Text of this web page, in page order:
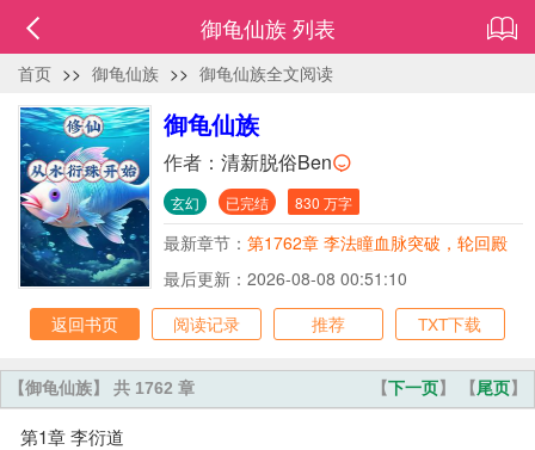
御龟仙族 列表
首页 >> 御龟仙族 >> 御龟仙族全文阅读
御龟仙族
作者： 清新脱俗Ben
玄幻 已完结 830 万字
最新章节： 第1762章 李法瞳血脉突破，轮回殿
主目标达成
最后更新：2026-08-08 00:51:10
返回书页
阅读记录 推荐 TXT下载
【下一页】 【尾页】
【御龟仙族】 共 1762 章
第1章 李衍道